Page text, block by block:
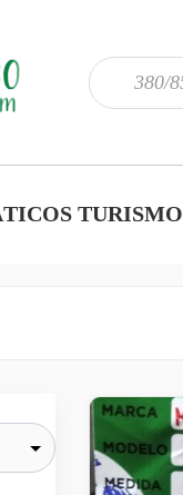
TURISMO